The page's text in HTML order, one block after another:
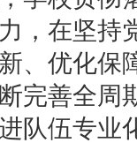
，在坚持
、优化保
完善全周
队伍专业